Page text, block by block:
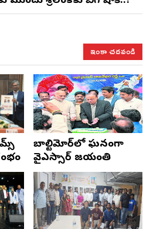
ఇంకా చదవండి
బాల్టిమోర్‌లో ఘనంగా
వైఎస్సార్‌ జయంతి